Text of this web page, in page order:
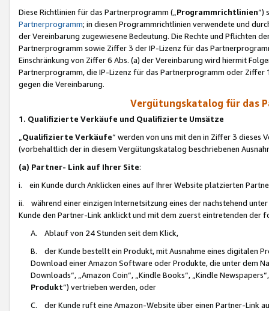
Diese Richtlinien für das Partnerprogramm („Programmrichtlinien“)
Partnerprogramm; in diesen Programmrichtlinien verwendete und
der Vereinbarung zugewiesene Bedeutung. Die Rechte und Pflichten
Partnerprogramm sowie Ziffer 3 der IP-Lizenz für das
Einschränkung von Ziffer 6 Abs. (a) der Vereinbarung wird hiermit
Partnerprogramm, die IP-Lizenz für das Partnerprogramm oder
gegen die Vereinbarung.
Vergütungskatalog für das
1. Qualifizierte Verkäufe und Qualifizierte Umsätze
Qualifizierte Verkäufe“ werden von uns mit den in Ziffer 3
(vorbehaltlich der in diesem Vergütungskatalog beschriebenen
(a) Partner- Link auf Ihrer Site:
i. ein Kunde durch Anklicken eines auf Ihrer Website platzierten
ii. während einer einzigen Internetsitzung eines der nachstehend
Kunde den Partner-Link anklickt und mit dem zuerst eintretenden der
A. Ablauf von 24 Stunden seit dem Klick,
B. der Kunde bestellt ein Produkt, mit Ausnahme eines digitalen
Download einer Amazon Software oder Produkte, die unter dem
Downloads“, „Amazon Coin“, „Kindle Books“, „Kindle
Produkt“) vertrieben werden, oder
C. der Kunde ruft eine Amazon-Website über einen Partner-Link